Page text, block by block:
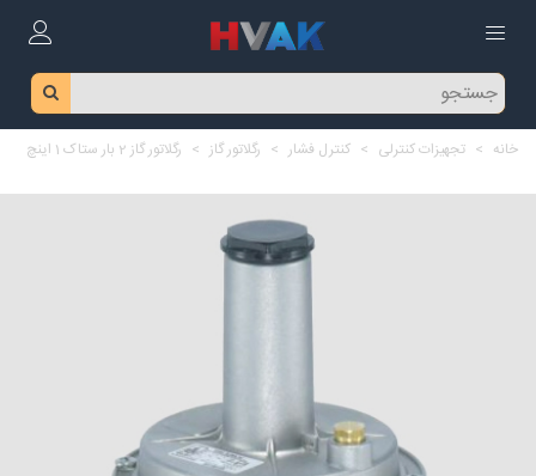
خانه > تجهیزات کنترلی > کنترل فشار > رگلاتور گاز > رگلاتور گاز 2 بار ستاک 1 اینچ